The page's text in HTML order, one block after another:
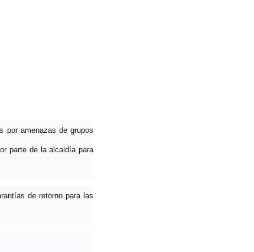
por amenazas de grupos
parte de la alcaldía para
de retorno para las